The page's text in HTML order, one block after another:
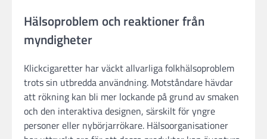
Hälsoproblem och reaktioner från
myndigheter
Klickcigaretter har väckt allvarliga folkhälsoproblem
trots sin utbredda användning. Motståndare hävdar
att rökning kan bli mer lockande på grund av smaken
och den interaktiva designen, särskilt för yngre
personer eller nybörjarrökare. Hälsoorganisationer